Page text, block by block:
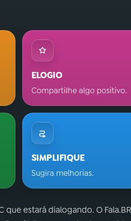
ELOGIO
Compartilhe algo positivo.
SIMPLIFIQUE
Sugira melhorias.
que estará dialogando. O